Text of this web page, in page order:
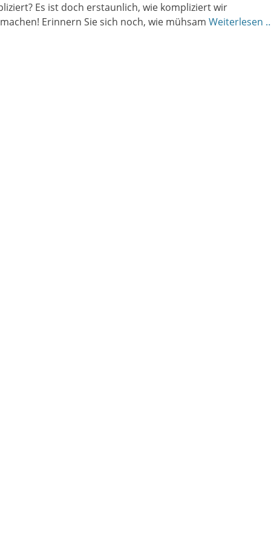
Es ist doch erstaunlich, wie kompliziert wir
Erinnern Sie sich noch, wie mühsam Weiterlesen